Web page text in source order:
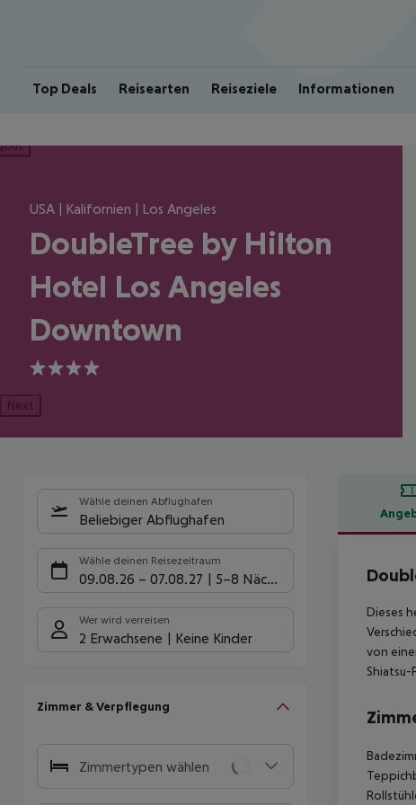
Top Deals Reisearten Reiseziele Informationen
USA | Kalifornien | Los Angeles
DoubleTree by Hilton
Hotel Los Angeles
Downtown
4
Next
Wähle deinen Abflughafen
Beliebiger Abflughafen
Wähle deinen Reisezeitraum
09.08.26 – 07.08.27 5-8 Nächte
Wer wird verreisen
2 Erwachsene Keine Kinder
Zimmer & Verpflegung
Zimmertypen wählen
Dieses
von
Shiatsu-